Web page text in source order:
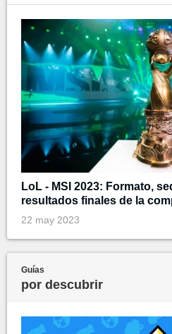
LoL - MSI 2023: Formato,
resultados finales de la
22 may 2023
Guías
por descubrir